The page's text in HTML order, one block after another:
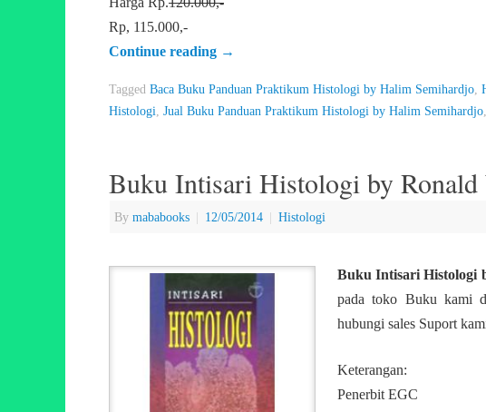
Rp, 115.000,-
Continue reading →
Tagged Baca Buku Panduan Praktikum Histologi by Halim Semihardjo
Histologi Jual Buku Panduan Praktikum Histologi by Halim Semihardjo
Buku Intisari Histologi by
By mababooks | 12/05/2014 | Histologi
Buku Intisari Histologi
pada toko Buku kami
hubungi sales Suport
Keterangan:
Penerbit EGC